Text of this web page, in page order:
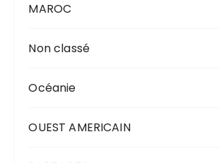
MAROC
Non classé
Océanie
OUEST AMERICAIN